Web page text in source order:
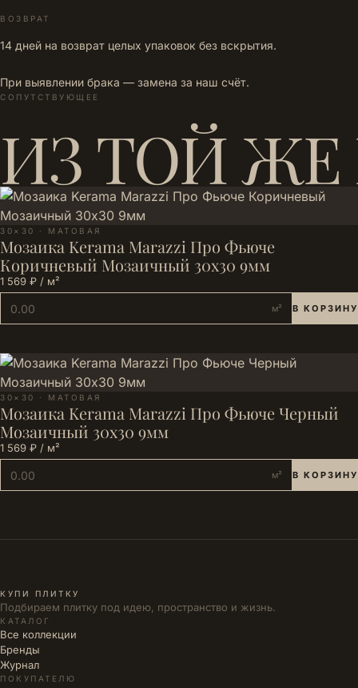
ВОЗВРАТ
14 дней на возврат целых упаковок без вскрытия.
При выявлении брака — замена за наш счёт.
СОПУТСТВУЮЩЕЕ
ИЗ ТОЙ ЖЕ
30×30 · МАТОВАЯ
Мозаика Kerama Marazzi Про Фьюче
Коричневый Мозаичный 30x30 9мм
1 569 ₽ / м²
м² В КОРЗИНУ
30×30 · МАТОВАЯ
Мозаика Kerama Marazzi Про Фьюче Черный
Мозаичный 30x30 9мм
1 569 ₽ / м²
м² В КОРЗИНУ
КУПИ ПЛИТКУ
Подбираем плитку под идею, пространство и жизнь.
КАТАЛОГ
Все коллекции
Бренды
Журнал
ПОКУПАТЕЛЮ